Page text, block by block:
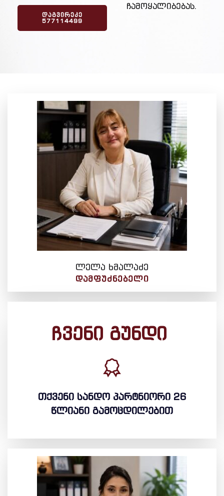
ᲓᲐᲒᲕᲘᲠᲔᲙᲔ
577114499
ჩამოყალიბებას.
ლელა ხმალაძე
ᲓᲐᲛᲤᲣᲫᲜᲔᲑᲔᲚᲘ
ჩვენი გუნდი
თქვენი სანდო პარტნიორი 26
წლიანი გამოცდილებით